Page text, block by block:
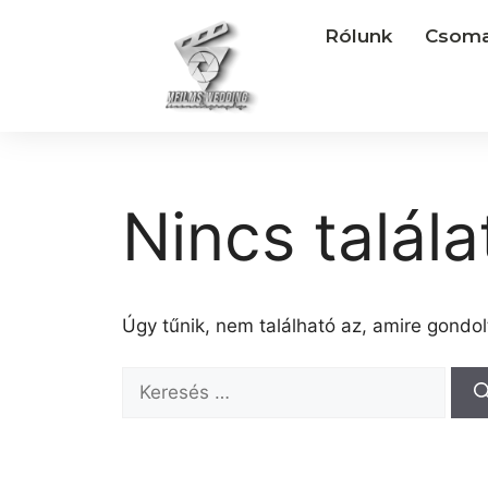
Rólunk
Nincs
Úgy tűnik, nem található az, amire